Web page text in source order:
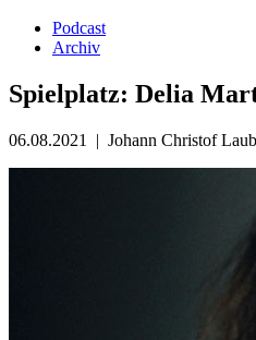
Podcast
Archiv
Spielplatz: Delia
06.08.2021 | Johann Christof